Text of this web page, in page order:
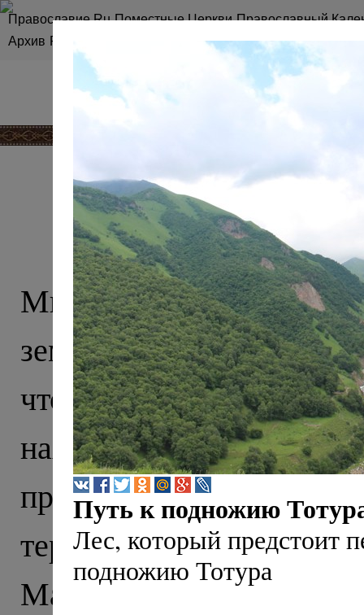
Православие.Ru Поместные Церкви Православный
Архив RSS
КАВКАЗ, О
Мы привыкли
землей ислама, однако
что тысячу лет назад
находили тут еще в
прекрасно
территории
Маршрут нашего
Путь к подножию
Лес, который предстоит
подножию Тотура